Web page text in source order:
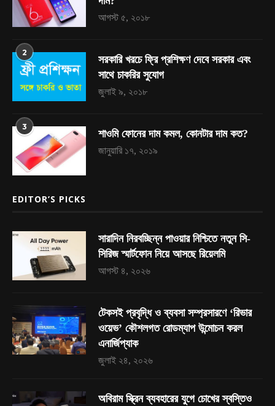
আগস্ট ৫, ২০১৮
2
সরকারি খরচে ফ্রি প্রশিক্ষণ দেবে সরকার এবং
সাথে চাকরির সুযোগ
জুলাই ৯, ২০১৮
3
শাওমি ফোনের দাম কমল, কোনটার দাম কত?
জানুয়ারি ১৭, ২০১৯
EDITOR’S PICKS
সারাদিন নিরবচ্ছিন্ন পাওয়ার নিশ্চিতে নতুন সি-
সিরিজ স্মার্টফোন নিয়ে আসছে রিয়েলমি
আগস্ট ৪, ২০২৬
টেকসই প্রবৃদ্ধি ও ব্যবসা সম্প্রসারণে ‘রিভার
ওয়েভ’ কৌশলগত রোডম্যাপ উন্মোচন করল
এনার্জিপ্যাক
জুলাই ২৪, ২০২৬
অবিরাম স্ক্রিন ব্যবহারের যুগে চোখের স্বস্তিও